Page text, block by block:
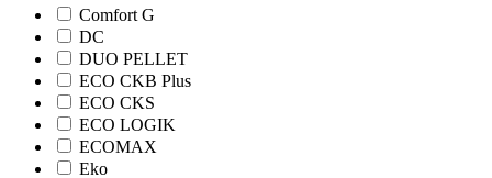
Comfort G
DC
DUO PELLET
ECO CKB Plus
ECO CKS
ECO LOGIK
ECOMAX
Eko